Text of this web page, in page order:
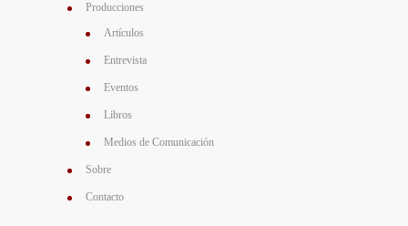
Producciones
Artículos
Entrevista
Eventos
Libros
Medios de Comunicación
Sobre
Contacto